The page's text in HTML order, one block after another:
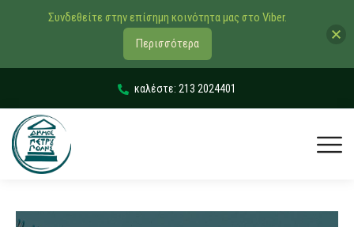
καλέστε: 213 2024401
Συνδεθείτε στην επίσημη κοινότητα μας στο Viber.
Περισσότερα